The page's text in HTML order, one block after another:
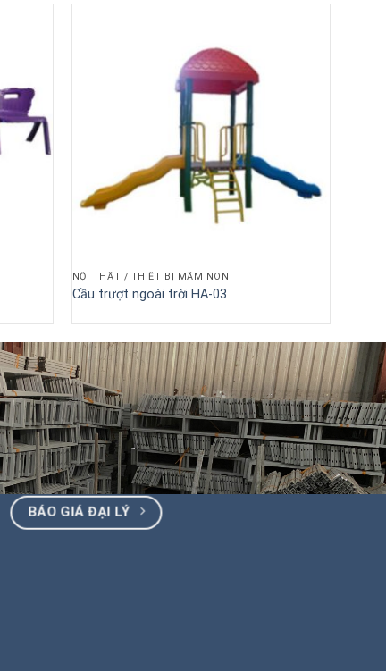
NỘI THẤT / THIẾT BỊ MẦM NON
Cầu trượt ngoài trời HA-03
BÁO GIÁ ĐẠI LÝ